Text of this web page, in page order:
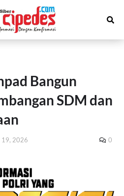
Bangun
SDM dan
19, 2026 0